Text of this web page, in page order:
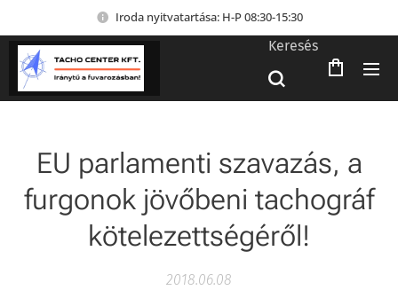
Iroda nyitvatartása: H-P 08:30-15:30
Keresés
EU parlamenti szavazás, a
furgonok jövőbeni tachográf
kötelezettségéről!
2018.06.08